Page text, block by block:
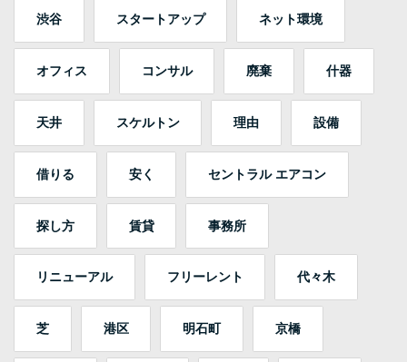
渋谷 スタートアップ ネット環境
オフィス コンサル 廃棄 什器
天井 スケルトン 理由 設備
借りる 安く セントラル エアコン
探し方 賃貸 事務所
リニューアル フリーレント 代々木
芝 港区 明石町 京橋